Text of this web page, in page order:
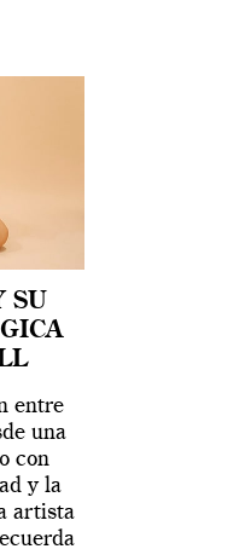
SU
entre
una
con
y la
artista